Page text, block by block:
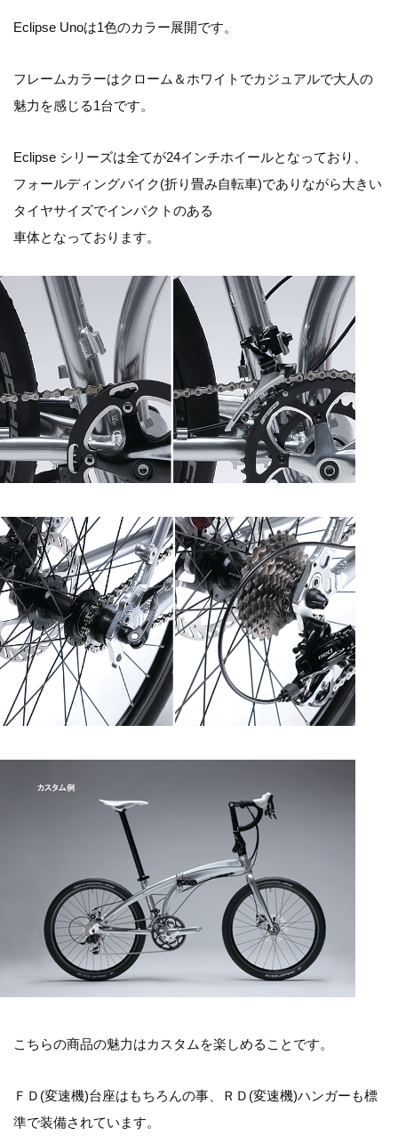
Eclipse Unoは1色のカラー展開です。
フレームカラーはクローム＆ホワイトでカジュアルで大人の
魅力を感じる1台です。
Eclipse シリーズは全てが24インチホイールとなっており、
フォールディングバイク(折り畳み自転車)でありながら大きい
タイヤサイズでインパクトのある
車体となっております。
こちらの商品の魅力はカスタムを楽しめることです。
ＦＤ(変速機)台座はもちろんの事、ＲＤ(変速機)ハンガーも標
準で装備されています。